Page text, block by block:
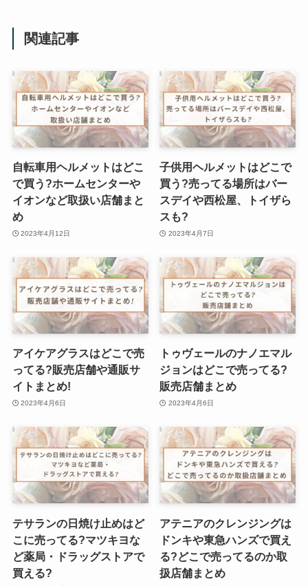
関連記事
自転車用ヘルメットはどこ
で買う?ホームセンターや
イオンなど取扱い店舗まと
め
2023年4月12日
子供用ヘルメットはどこで
買う?売ってる場所はバー
スデイや西松屋、トイザら
スも?
2023年4月7日
アイケアグラスはどこで売
ってる?販売店舗や通販サ
イトまとめ!
2023年4月6日
トゥヴェールのナノエマル
ジョンはどこで売ってる?
販売店舗まとめ
2023年4月6日
テサランの日焼け止めはど
こに売ってる?マツキヨな
ど薬局・ドラッグストアで
買える?
アテニアのクレンジングは
ドンキや東急ハンズで買え
る?どこで売ってるのか取
扱店舗まとめ